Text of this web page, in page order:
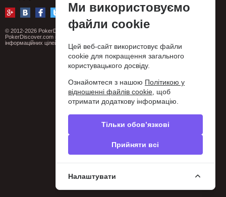
© 2012-2026 PokerDiscover.com. Всі права захищені.
PokerDiscover.com не є організатором ігор. Сайт призначений виключно для
інформаційних цілей. 18+
Ми використовуємо
файли cookie
Цей веб-сайт використовує файли
cookie для покращення загального
користувацького досвіду.
Ознайомтеся з нашою Політикою у
відношенні файлів cookie, щоб
отримати додаткову інформацію.
Тільки обов’язкові
Прийняти всі
Налаштувати